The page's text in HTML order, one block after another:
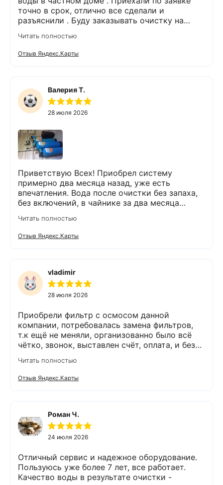
точно в срок, отлично все сделали и
разъяснили . Буду заказывать очистку на
Читать полностью
Отзыв Яндекс.Карты
Валерия Т.
28 июля 2026
Приветствую Всех! Приобрел систему
примерно два месяца назад, уже есть
впечатления. Вода после очистки без запаха,
без включений, в чайнике за два месяца
работает. Оборудование, несмотря на
размеры, поставили компактно, сбоев не
было. Спасибо Экодару за хорошую работу.
Читать полностью
Отзыв Яндекс.Карты
vladimir
28 июля 2026
Приобрели фильтр с осмосом данной
компании, потребовалась замена фильтров,
т.к ещё не меняли, организованно было всё
чётко, звонок, выставлен счёт, оплата, и без
выполнено (всё чётко без шума и пыли),
приятно работать с грамотными,
обязательными людьми. Спасибо
Читать полностью
Отзыв Яндекс.Карты
Роман Ч.
24 июля 2026
Отличный сервис и надежное оборудование.
Пользуюсь уже более 7 лет, все работает.
Качество воды в результате очистки -